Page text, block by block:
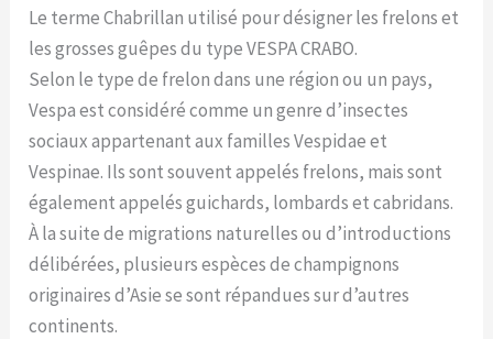
Le terme Chabrillan utilisé pour désigner les frelons et
les grosses guêpes du type VESPA CRABO.
Selon le type de frelon dans une région ou un pays,
Vespa est considéré comme un genre d’insectes
sociaux appartenant aux familles Vespidae et
Vespinae. Ils sont souvent appelés frelons, mais sont
également appelés guichards, lombards et cabridans.
À la suite de migrations naturelles ou d’introductions
délibérées, plusieurs espèces de champignons
originaires d’Asie se sont répandues sur d’autres
continents.